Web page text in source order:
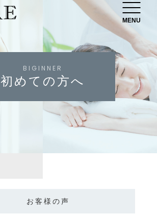
MENU
BIGINNER
初めての方へ
お客様の声